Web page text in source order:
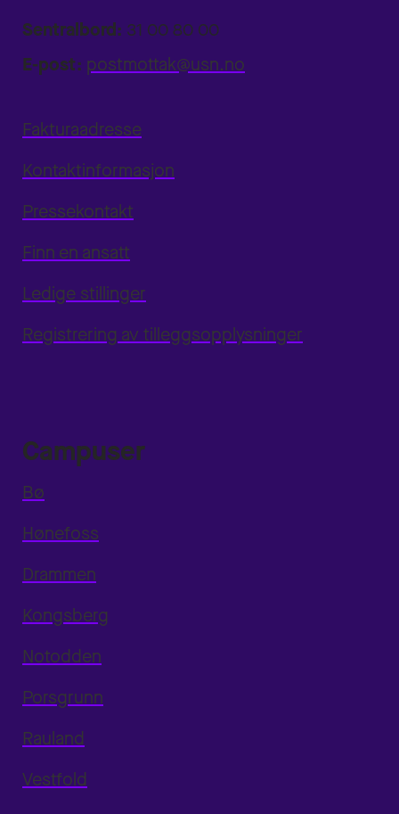
Sentralbord: 31 00 80 00
E-post: postmottak@usn.no
Fakturaadresse
Kontaktinformasjon
Pressekontakt
Finn en ansatt
Ledige stillinger
Registrering av tilleggsopplysninger
Campuser
Bø
Hønefoss
Drammen
Kongsberg
Notodden
Porsgrunn
Rauland
Vestfold